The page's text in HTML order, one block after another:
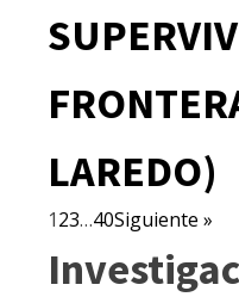
LAREDO)
123…40Siguiente »